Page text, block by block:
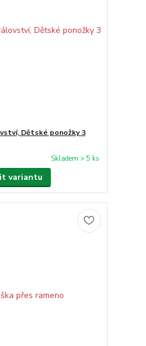
Dětské ponožky 3
Skladem > 5 ks
variantu